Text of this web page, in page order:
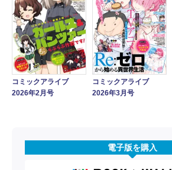
コミックアライブ
2026年2月号
コミックアライブ
2026年3月号
電子版を購入